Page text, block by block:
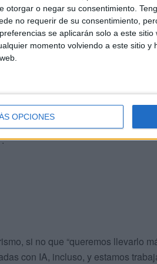
otorgar o negar su consentimiento.
no requerir de su consentimiento,
se aplicarán solo a este
momento volviendo a este sitio
OPCIONES
descubrir la ciudad de una
joyas ocultas, cómo no iba a
pensaran que les gustaría
poder elegir, poder promocionar y
es “muchísimo trabajo y dinero
si no que “queremos llevarlo
con IA, incluso, y estamos